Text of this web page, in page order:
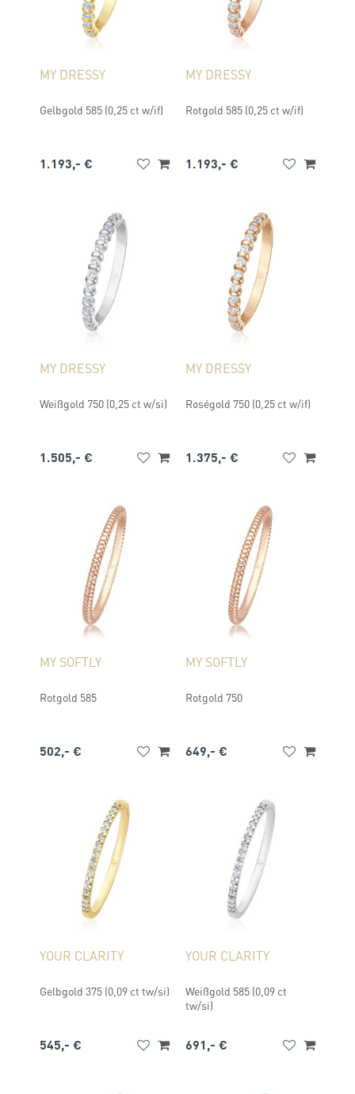
MY DRESSY
Gelbgold 585 (0,25 ct w/if)
1.193,- €
MY DRESSY
Rotgold 585 (0,25 ct w/if)
1.193,- €
MY DRESSY
Weißgold 750 (0,25 ct w/si)
1.505,- €
MY DRESSY
Roségold 750 (0,25 ct w/if)
1.375,- €
MY SOFTLY
Rotgold 585
502,- €
MY SOFTLY
Rotgold 750
649,- €
YOUR CLARITY
Gelbgold 375 (0,09 ct tw/si)
545,- €
YOUR CLARITY
Weißgold 585 (0,09 ct
tw/si)
691,- €